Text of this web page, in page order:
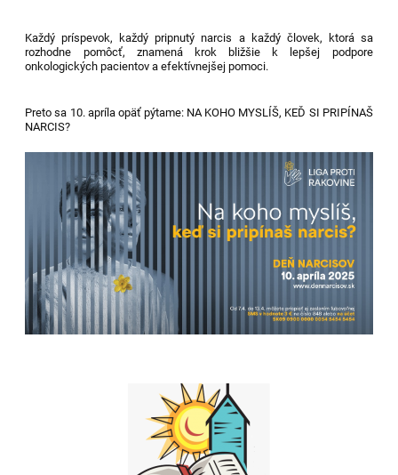
Každý príspevok, každý pripnutý narcis a každý človek, ktorá sa
rozhodne pomôcť, znamená krok bližšie k lepšej podpore
onkologických pacientov a efektívnejšej pomoci.
Preto sa 10. apríla opäť pýtame: NA KOHO MYSLÍŠ, KEĎ SI PRIPÍNAŠ
NARCIS?